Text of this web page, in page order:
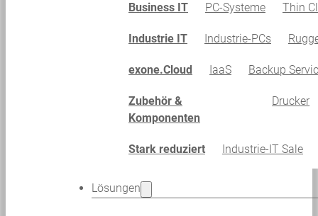
Business IT PC-Systeme Thin
Industrie IT Industrie-PCs
exone.Cloud IaaS Backup
Zubehör &
Komponenten
Drucker
Stark reduziert Industrie-IT Sale
Lösungen